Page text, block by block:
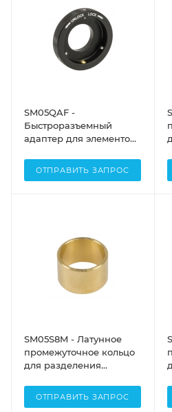
SM05QAF -
Быстроразъемный
адаптер для элементов
Thorlabs
ОТПРАВИТЬ ЗАПРОС
SM05S8M - Латунное
промежуточное кольцо
для разделения
диаметр: 1/2", толщина: 8
мм, Thorlabs
ОТПРАВИТЬ ЗАПРОС